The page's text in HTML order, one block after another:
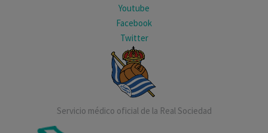
Youtube
Facebook
Twitter
Servicio médico oficial de la Real Sociedad